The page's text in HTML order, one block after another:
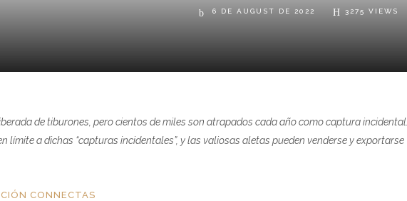
6 DE AUGUST DE 2022 3275 VIEWS
de tiburones, pero cientos de miles son atrapados cada año como captura incidental.
límite a dichas “capturas incidentales”, y las valiosas aletas pueden venderse y exportarse
CONNECTAS